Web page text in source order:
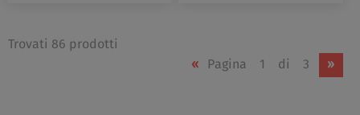
Trovati 86 prodotti
« Pagina 1 di 3 »